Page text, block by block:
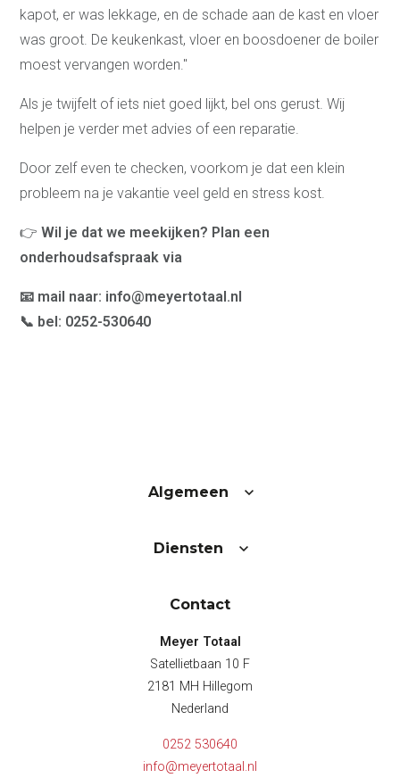
Afspraak maken
Blog
Projecten
Doe de Toekomstklaar
Test
Veilige badkamer voor
senioren
Levensloopbestendige
Over ons
Onze werkwijze
Vacatures
Contact
kapot, er was lekkage, en de schade aan de kast en vloer
was groot. De keukenkast, vloer en boosdoener de boiler
moest vervangen worden."
Als je twijfelt of iets niet goed lijkt, bel ons gerust. Wij
helpen je verder met advies of een reparatie.
Door zelf even te checken, voorkom je dat een klein
probleem na je vakantie veel geld en stress kost.
👉Wil je dat we meekijken? Plan een
onderhoudsafspraak via
📧 mail naar: info@meyertotaal.nl
📞 bel: 0252-530640
Algemeen
Diensten
Contact
Meyer Totaal
Satellietbaan 10 F
2181 MH Hillegom
Nederland
0252 530640
info@meyertotaal.nl